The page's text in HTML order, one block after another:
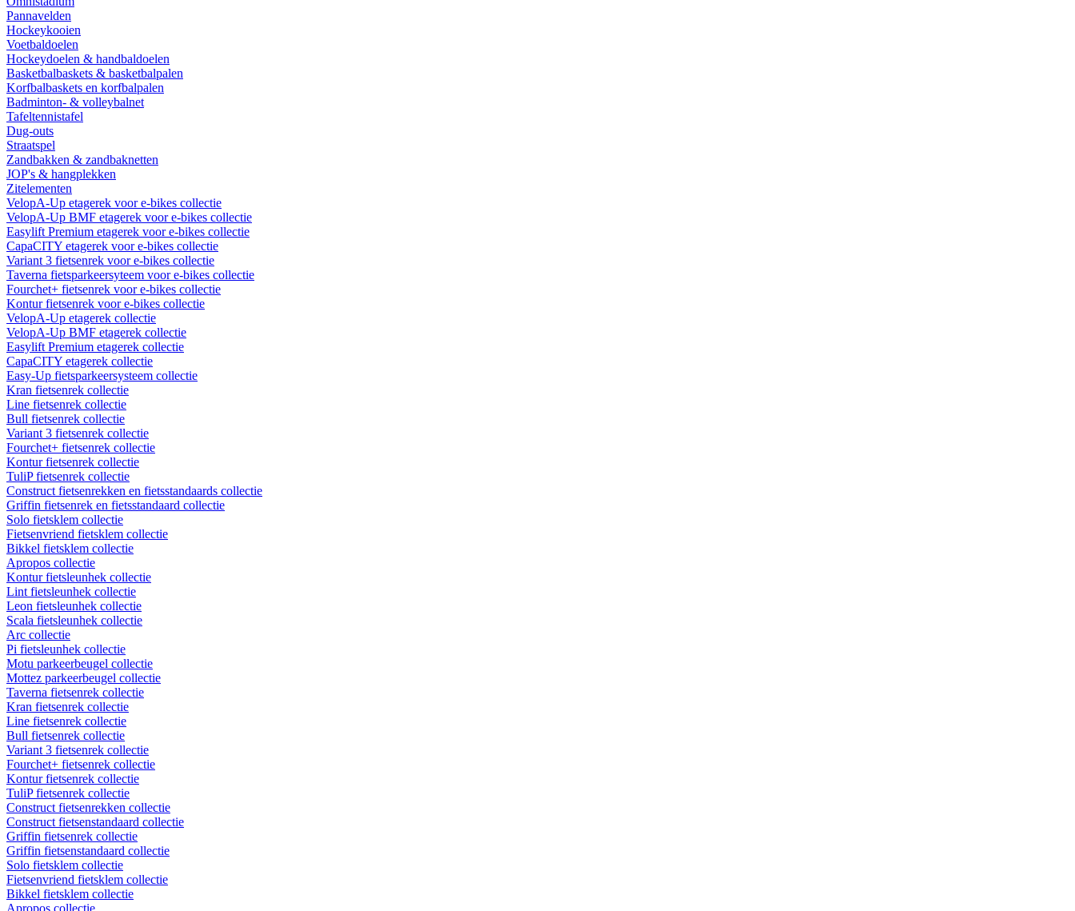
Pannavelden
Hockeykooien
Voetbaldoelen
Hockeydoelen & handbaldoelen
Basketbalbaskets & basketbalpalen
Korfbalbaskets en korfbalpalen
Badminton- & volleybalnet
Tafeltennistafel
Dug-outs
Straatspel
Zandbakken & zandbaknetten
JOP's & hangplekken
Zitelementen
VelopA-Up etagerek voor e-bikes collectie
VelopA-Up BMF etagerek voor e-bikes collectie
Easylift Premium etagerek voor e-bikes collectie
CapaCITY etagerek voor e-bikes collectie
Variant 3 fietsenrek voor e-bikes collectie
Taverna fietsparkeersyteem voor e-bikes collectie
Fourchet+ fietsenrek voor e-bikes collectie
Kontur fietsenrek voor e-bikes collectie
VelopA-Up etagerek collectie
VelopA-Up BMF etagerek collectie
Easylift Premium etagerek collectie
CapaCITY etagerek collectie
Easy-Up fietsparkeersysteem collectie
Kran fietsenrek collectie
Line fietsenrek collectie
Bull fietsenrek collectie
Variant 3 fietsenrek collectie
Fourchet+ fietsenrek collectie
Kontur fietsenrek collectie
TuliP fietsenrek collectie
Construct fietsenrekken en fietsstandaards collectie
Griffin fietsenrek en fietsstandaard collectie
Solo fietsklem collectie
Fietsenvriend fietsklem collectie
Bikkel fietsklem collectie
Apropos collectie
Kontur fietsleunhek collectie
Lint fietsleunhek collectie
Leon fietsleunhek collectie
Scala fietsleunhek collectie
Arc collectie
Pi fietsleunhek collectie
Motu parkeerbeugel collectie
Mottez parkeerbeugel collectie
Taverna fietsenrek collectie
Kran fietsenrek collectie
Line fietsenrek collectie
Bull fietsenrek collectie
Variant 3 fietsenrek collectie
Fourchet+ fietsenrek collectie
Kontur fietsenrek collectie
TuliP fietsenrek collectie
Construct fietsenrekken collectie
Construct fietsenstandaard collectie
Griffin fietsenrek collectie
Griffin fietsenstandaard collectie
Solo fietsklem collectie
Fietsenvriend fietsklem collectie
Bikkel fietsklem collectie
Apropos collectie